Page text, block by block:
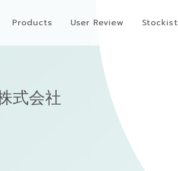
Products User Review Stockist
式会社